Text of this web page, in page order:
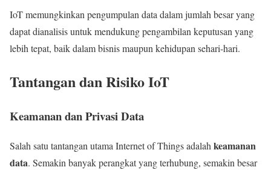
IoT memungkinkan pengumpulan data dalam jumlah besar yang
dapat dianalisis untuk mendukung pengambilan keputusan yang
lebih tepat, baik dalam bisnis maupun kehidupan sehari-hari.
Tantangan dan Risiko IoT
Keamanan dan Privasi Data
Salah satu tantangan utama Internet of Things adalah keamanan
data. Semakin banyak perangkat yang terhubung, semakin besar